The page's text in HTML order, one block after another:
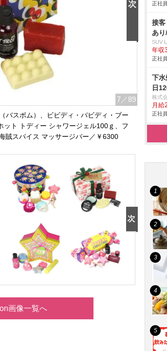
7 ／89
バスボム）、ビビディ・バビディ・ブー
ット トディー シャワージェル100ｇ、フ
賊スパイス マッサージバー／￥6300
画像一覧へ
正社
接客
あ
SUV
年収
正社
下
日
株式
月給
正社